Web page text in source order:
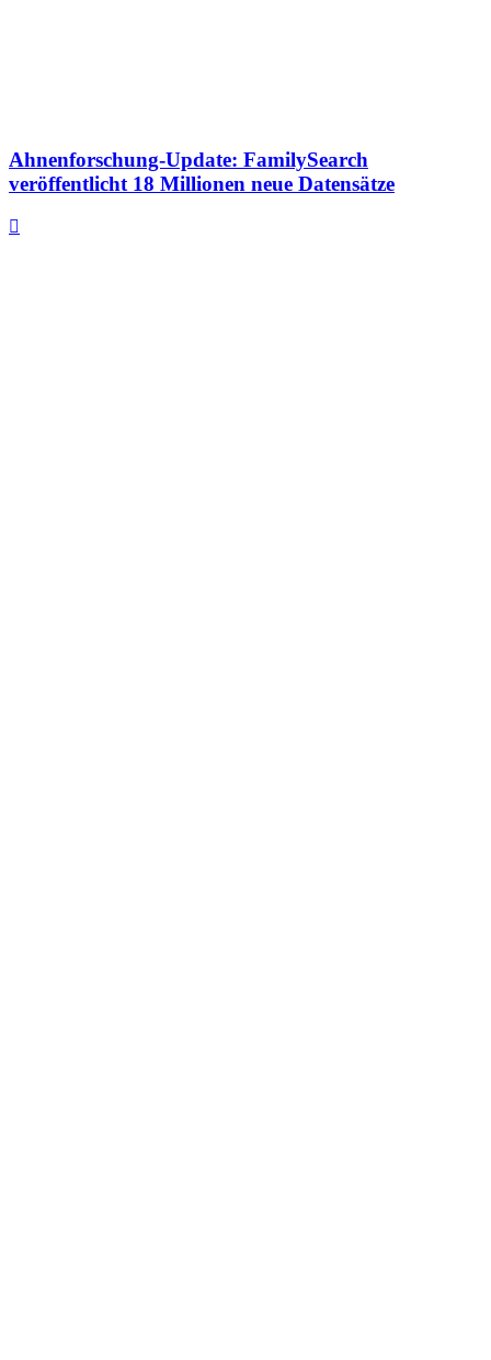
Ahnenforschung-Update: FamilySearch
veröffentlicht 18 Millionen neue Datensätze